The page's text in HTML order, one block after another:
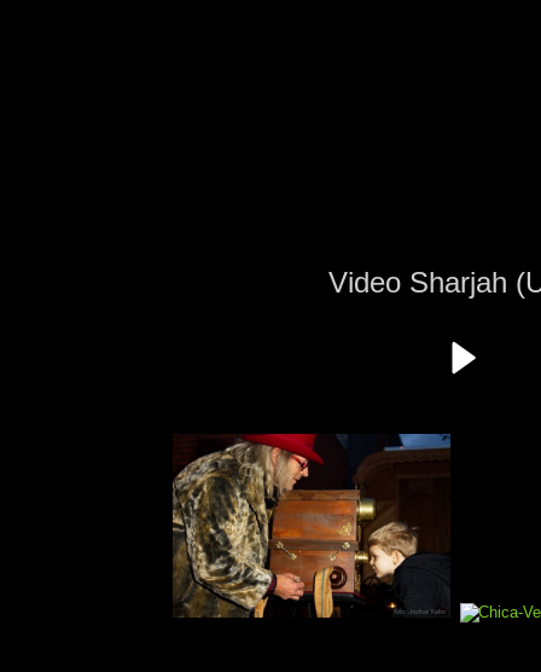
Video Sharjah